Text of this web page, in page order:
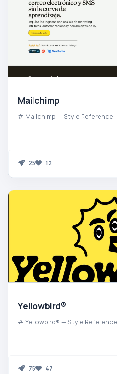
Mailchimp
# Mailchimp — Style Reference
25 12
Yellowbird®
# Yellowbird® — Style Reference
75 47